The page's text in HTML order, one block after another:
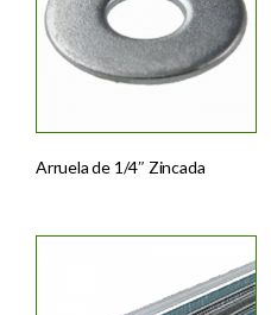
Arruela de 1/4″ Zincada